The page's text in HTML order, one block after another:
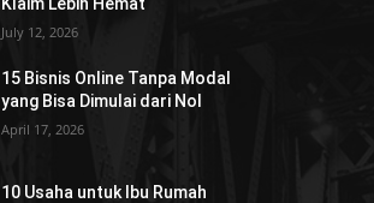
July 12, 2026
15 Bisnis Online Tanpa Modal
yang Bisa Dimulai dari Nol
April 17, 2026
10 Usaha untuk Ibu Rumah